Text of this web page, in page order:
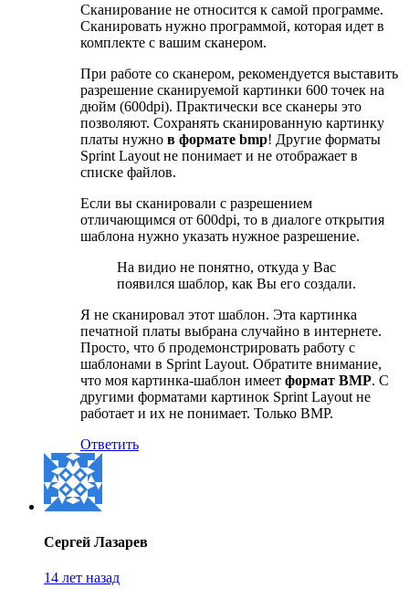
Сканирование не относится к самой программе.
Сканировать нужно программой, которая идет в
комплекте с вашим сканером.
При работе со сканером, рекомендуется выставить
разрешение сканируемой картинки 600 точек на
дюйм (600dpi). Практически все сканеры это
позволяют. Сохранять сканированную картинку
платы нужно в формате bmp! Другие форматы
Sprint Layout не понимает и не отображает в
списке файлов.
Если вы сканировали с разрешением
отличающимся от 600dpi, то в диалоге открытия
шаблона нужно указать нужное разрешение.
На видио не понятно, откуда у Вас
появился шаблор, как Вы его создали.
Я не сканировал этот шаблон. Эта картинка
печатной платы выбрана случайно в интернете.
Просто, что б продемонстрировать работу с
шаблонами в Sprint Layout. Обратите внимание,
что моя картинка-шаблон имеет формат BMP. C
другими форматами картинок Sprint Layout не
работает и их не понимает. Только BMP.
Ответить
Сергей Лазарев
14 лет назад